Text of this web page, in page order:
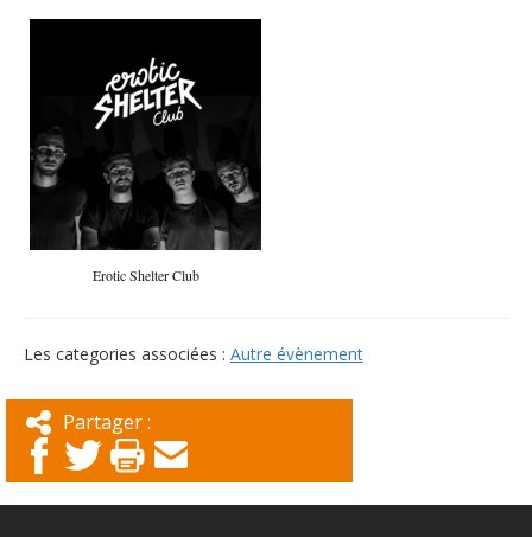
Erotic Shelter Club
Les categories associées : Autre évènement
Partager :